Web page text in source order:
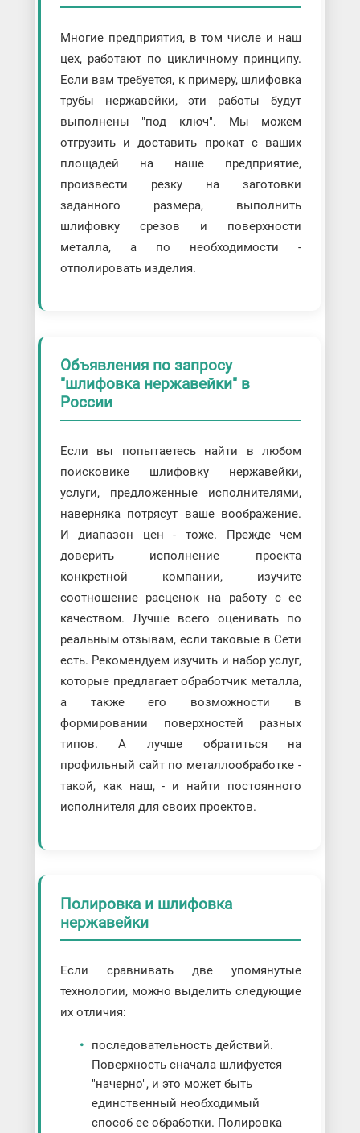
Многие предприятия, в том числе и наш
цех, работают по цикличному принципу.
Если вам требуется, к примеру, шлифовка
трубы нержавейки, эти работы будут
выполнены "под ключ". Мы можем
отгрузить и доставить прокат с ваших
площадей на наше предприятие,
произвести резку на заготовки
заданного размера, выполнить
шлифовку срезов и поверхности
металла, а по необходимости -
отполировать изделия.
Объявления по запросу
"шлифовка нержавейки" в
России
Если вы попытаетесь найти в любом
поисковике шлифовку нержавейки,
услуги, предложенные исполнителями,
наверняка потрясут ваше воображение.
И диапазон цен - тоже. Прежде чем
доверить исполнение проекта
конкретной компании, изучите
соотношение расценок на работу с ее
качеством. Лучше всего оценивать по
реальным отзывам, если таковые в Сети
есть. Рекомендуем изучить и набор услуг,
которые предлагает обработчик металла,
а также его возможности в
формировании поверхностей разных
типов. А лучше обратиться на
профильный сайт по металлообработке -
такой, как наш, - и найти постоянного
исполнителя для своих проектов.
Полировка и шлифовка
нержавейки
Если сравнивать две упомянутые
технологии, можно выделить следующие
их отличия:
последовательность действий.
Поверхность сначала шлифуется
"начерно", и это может быть
единственный необходимый
способ ее обработки. Полировка